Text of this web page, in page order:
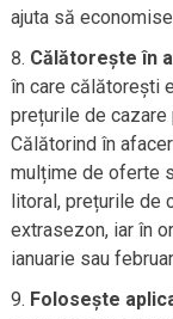
ajuta să
Călătorește în
în care călătorești
prețurile de
Călătorind în
mulțime de oferte
litoral, prețurile de
extrasezon, iar în
ianuarie sau
Folosește